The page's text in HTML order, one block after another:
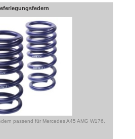
passend für Mercedes A45 AMG W176,